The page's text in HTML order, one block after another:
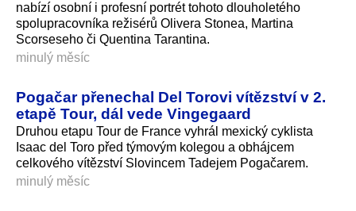
nabízí osobní i profesní portrét tohoto dlouholetého
spolupracovníka režisérů Olivera Stonea, Martina
Scorseseho či Quentina Tarantina.
minulý měsíc
Pogačar přenechal Del Torovi vítězství v 2.
etapě Tour, dál vede Vingegaard
Druhou etapu Tour de France vyhrál mexický cyklista
Isaac del Toro před týmovým kolegou a obhájcem
celkového vítězství Slovincem Tadejem Pogačarem.
minulý měsíc